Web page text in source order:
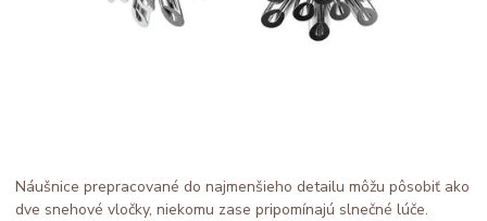
Náušnice prepracované do najmenšieho detailu môžu pôsobiť ako
dve snehové vločky, niekomu zase pripomínajú slnečné lúče.